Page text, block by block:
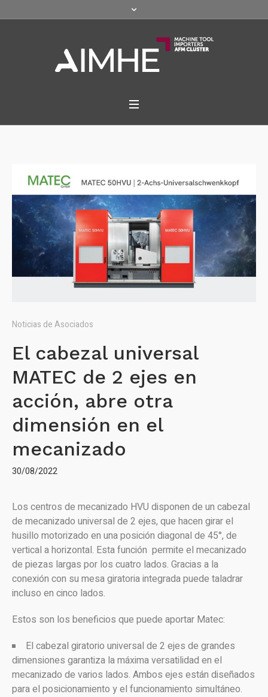
Noticias de Asociados
El cabezal universal
MATEC de 2 ejes en
acción, abre otra
dimensión en el
mecanizado
30/08/2022
Los centros de mecanizado HVU disponen de un cabezal
de mecanizado universal de 2 ejes, que hacen girar el
husillo motorizado en una posición diagonal de 45°, de
vertical a horizontal. Esta función permite el mecanizado
de piezas largas por los cuatro lados. Gracias a la
conexión con su mesa giratoria integrada puede taladrar
incluso en cinco lados.
Estos son los beneficios que puede aportar Matec:
El cabezal giratorio universal de 2 ejes de grandes
dimensiones garantiza la máxima versatilidad en el
mecanizado de varios lados. Ambos ejes están diseñados
para el posicionamiento y el funcionamiento simultáneo.